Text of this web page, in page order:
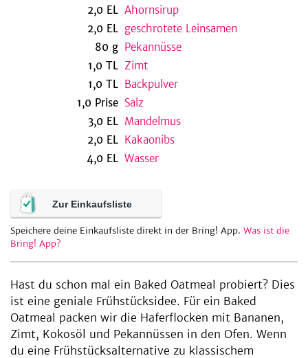
2,0 EL Ahornsirup
2,0 EL geschrotete Leinsamen
80 g Pekannüsse
1,0 TL Zimt
1,0 TL Backpulver
1,0 Prise Salz
3,0 EL Mandelmus
2,0 EL Kakaonibs
4,0 EL Wasser
Zur Einkaufsliste
Speichere deine Einkaufsliste direkt in der Bring! App. Was ist die
Bring! App?
Hast du schon mal ein Baked Oatmeal probiert? Dies
ist eine geniale Frühstücksidee. Für ein Baked
Oatmeal packen wir die Haferflocken mit Bananen,
Zimt, Kokosöl und Pekannüssen in den Ofen. Wenn
du eine Frühstücksalternative zu klassischem